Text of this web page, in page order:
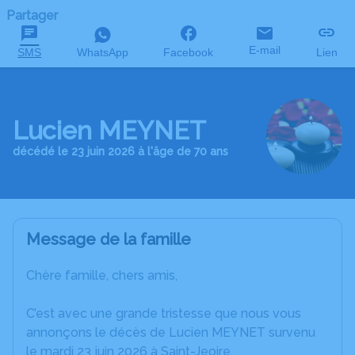
Partager
SMS WhatsApp Facebook E-mail Lien
Lucien MEYNET
décédé le 23 juin 2026 à l'âge de 70 ans
Message de la famille
Chère famille, chers amis,
C’est avec une grande tristesse que nous vous
annonçons le décès de Lucien MEYNET survenu
le mardi 23 juin 2026 à Saint-Jeoire.